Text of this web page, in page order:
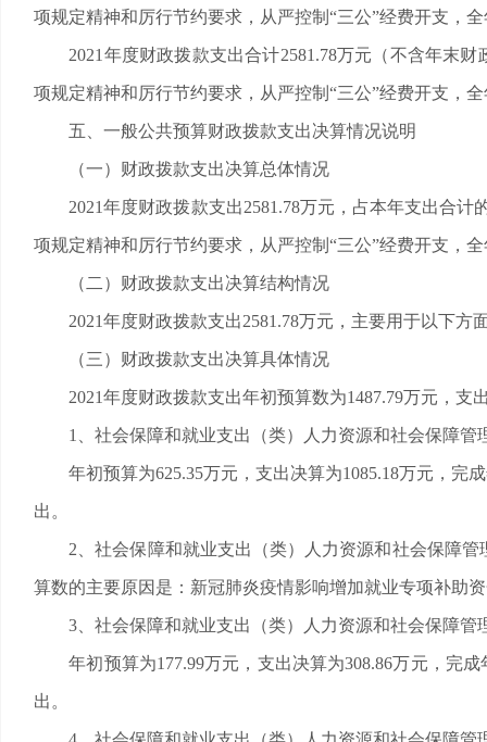
项规定精神和厉行节约要求，从严控制“三公”经费开支，
2021年度财政拨款支出合计2581.78万元（不含年末财
项规定精神和厉行节约要求，从严控制“三公”经费开支，
五、一般公共预算财政拨款支出决算情况说明
（一）财政拨款支出决算总体情况
2021年度财政拨款支出2581.78万元，占本年支出合计
项规定精神和厉行节约要求，从严控制“三公”经费开支，
（二）财政拨款支出决算结构情况
2021年度财政拨款支出2581.78万元，主要用于以下方
（三）财政拨款支出决算具体情况
2021年度财政拨款支出年初预算数为1487.79万元，支
1、社会保障和就业支出（类）人力资源和社会保障管
年初预算为625.35万元，支出决算为1085.18万元，完
出。
2、社会保障和就业支出（类）人力资源和社会保障管
算数的主要原因是：新冠肺炎疫情影响增加就业专项补助
3、社会保障和就业支出（类）人力资源和社会保障管
年初预算为177.99万元，支出决算为308.86万元，完成
出。